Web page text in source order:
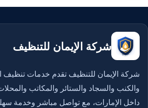
شركة الإيمان للتنظيف
شركة الإيمان للتنظيف تقدم خدمات تنظيف
والكنب والسجاد والستائر والمكاتب
داخل الإمارات، مع تواصل مباشر وخدمة